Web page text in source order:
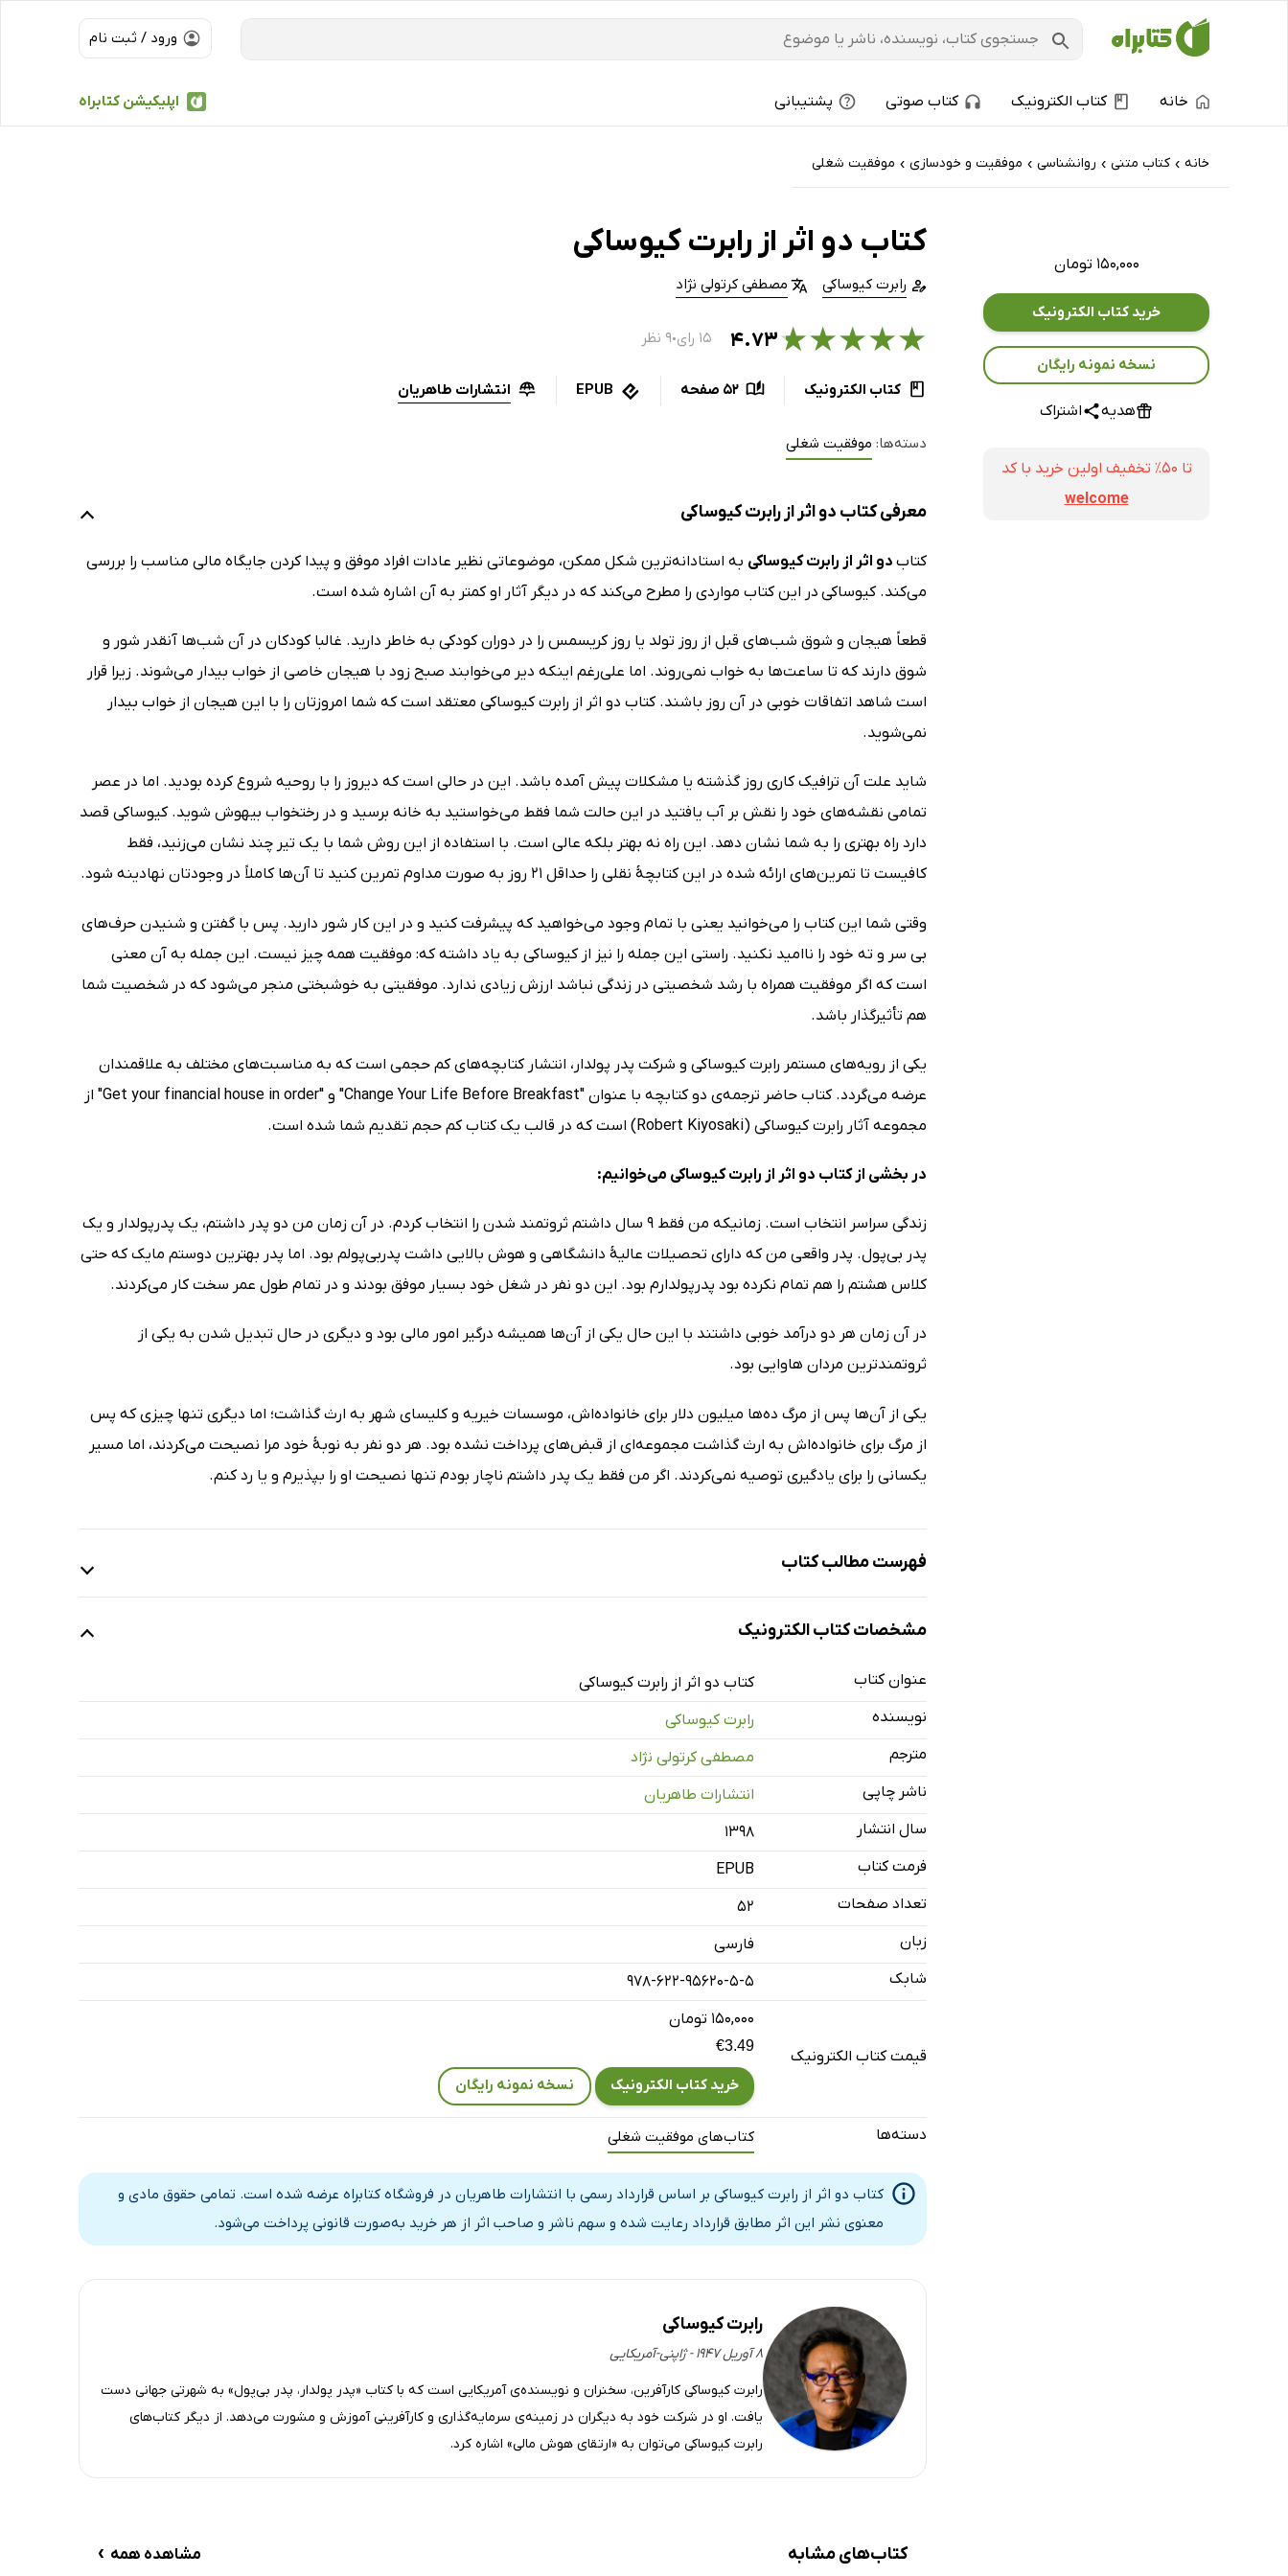
ورود / ثبت نام
اپلیکیشن کتابراه خانه کتاب الکترونیک کتاب صوتی پشتیبانی
خانه › کتاب‌ متنی › روانشناسی › موفقیت و خودسازی › موفقیت شغلی
۱۵۰,۰۰۰ تومان
خرید کتاب الکترونیک
نسخه نمونه رایگان
هدیه اشتراک
تا ۵۰٪ تخفیف اولین خرید با کد
welcome
کتاب دو اثر از رابرت کیوساکی
رابرت کیوساکی مصطفی کرتولی نژاد
★
★
★
★
★۴.۷۳ ۱۵ رای ● ۹ نظر
کتاب الکترونیک 52 صفحه EPUB انتشارات طاهریان
دسته‌ها: موفقیت شغلی
معرفی کتاب دو اثر از رابرت کیوساکی
کتاب دو اثر از رابرت کیوساکی به استادانه‌ترین شکل ممکن، موضوعاتی نظیر عادات افراد موفق و پیدا کردن جایگاه مالی مناسب را بررسی
می‌کند. کیوساکی در این کتاب مواردی را مطرح می‌کند که در دیگر آثار او کمتر به آن اشاره شده است.
قطعاً هیجان و شوق شب‌های قبل از روز تولد یا روز کریسمس را در دوران کودکی به خاطر دارید. غالبا کودکان در آن شب‌ها آنقدر شور و
شوق دارند که تا ساعت‌ها به خواب نمی‌روند. اما علی‌رغم اینکه دیر می‌خوابند صبح زود با هیجان خاصی از خواب بیدار می‌شوند. زیرا قرار
است شاهد اتفاقات خوبی در آن روز باشند. کتاب دو اثر از رابرت کیوساکی معتقد است که شما امروزتان را با این هیجان از خواب بیدار
نمی‌شوید.
شاید علت آن ترافیک کاری روز گذشته یا مشکلات پیش آمده باشد. این در حالی است که دیروز را با روحیه شروع کرده بودید. اما در عصر
تمامی نقشه‌های خود را نقش بر آب یافتید در این حالت شما فقط می‌خواستید به خانه برسید و در رختخواب بیهوش شوید. کیوساکی قصد
دارد راه بهتری را به شما نشان دهد. این راه نه بهتر بلکه عالی است. با استفاده از این روش شما با یک تیر چند نشان می‌زنید، فقط
کافیست تا تمرین‌های ارائه شده در این کتابچۀ نقلی را حداقل 21 روز به صورت مداوم تمرین کنید تا آن‌ها کاملاً در وجودتان نهادینه شود.
وقتی شما این کتاب را می‌خوانید یعنی با تمام وجود می‌خواهید که پیشرفت کنید و در این کار شور دارید. پس با گفتن و شنیدن حرف‌های
بی‌ سر و ته خود را ناامید نکنید. راستی این جمله را نیز از کیوساکی به یاد داشته که: موفقیت همه چیز نیست. این جمله به آن معنی
است که اگر موفقیت همراه با رشد شخصیتی در زندگی نباشد ارزش زیادی ندارد. موفقیتی به خوشبختی منجر می‌شود که در شخصیت شما
هم تأثیر‌گذار باشد.
یکی از رویه‌های مستمر رابرت کیوساکی و شرکت پدر پولدار، انتشار کتابچه‌های کم حجمی است که به مناسبت‌های مختلف به علاقمندان
عرضه می‌گردد. کتاب حاضر ترجمه‌ی دو کتابچه با عنوان "Change Your Life Before Breakfast" و "Get your financial house in order" ‌از
مجموعه آثار رابرت کیوساکی (Robert Kiyosaki) است که در قالب یک کتاب کم حجم تقدیم شما شده است.
در بخشی از کتاب دو اثر از رابرت کیوساکی می‌خوانیم:
زندگی سراسر انتخاب است. زمانیکه من فقط 9 سال داشتم ثروتمند شدن را انتخاب کردم. در آن زمان من دو پدر داشتم، یک پدرپولدار و یک
پدر بی‌پول. پدر واقعی من که دارای تحصیلات عالیۀ دانشگاهی و هوش بالایی داشت پدربی‌پولم بود. اما پدر بهترین دوستم مایک که حتی
کلاس هشتم را هم تمام نکرده بود پدر‌پولدارم بود. این دو نفر در شغل خود بسیار موفق بودند و در تمام طول عمر سخت کار می‌کردند.
در آن زمان هر دو درآمد خوبی داشتند با این حال یکی از آن‌ها همیشه درگیر امور مالی بود و دیگری در حال تبدیل شدن به یکی از
ثروتمند‌ترین مردان هاوایی بود.
یکی از آن‌ها پس از مرگ ده‌ها میلیون دلار برای خانواده‌اش، موسسات خیریه‌ و کلیسای شهر به ارث گذاشت؛ اما دیگری تنها چیزی که پس
از مرگ برای خانواده‌اش به ارث گذاشت مجموعه‌ای از قبض‌های پرداخت نشده بود. هر دو نفر به نوبۀ خود مرا نصیحت می‌کردند، اما مسیر
یکسانی را برای یادگیری توصیه نمی‌کردند. اگر من فقط یک پدر داشتم ناچار بودم تنها نصیحت او را بپذیرم و یا رد کنم.
فهرست مطالب کتاب
اثر اول: قبل از صبحانه زندگی خود را متحول کنید
مشخصات کتاب الکترونیک
عنوان کتاب
کتاب دو اثر از رابرت کیوساکی
نویسنده
رابرت کیوساکی
مترجم
مصطفی کرتولی نژاد
ناشر چاپی
انتشارات طاهریان
سال انتشار
۱۳۹۸
فرمت کتاب
EPUB
تعداد صفحات
52
زبان
فارسی
شابک
978-622-95620-5-5
قیمت کتاب الکترونیک
۱۵۰,۰۰۰ تومان
€3.49
خرید کتاب الکترونیک نسخه نمونه رایگان
دسته‌ها کتاب‌های موفقیت شغلی
کتاب دو اثر از رابرت کیوساکی بر اساس قرارداد رسمی با انتشارات طاهریان در فروشگاه کتابراه عرضه شده است. تمامی حقوق مادی و
معنوی نشر این اثر مطابق قرارداد رعایت شده و سهم ناشر و صاحب اثر از هر خرید به‌صورت قانونی پرداخت می‌شود.
رابرت کیوساکی
۸ آوریل ۱۹۴۷ - ژاپنی-آمریکایی
رابرت کیوساکی کارآفرین، سخنران و نویسنده‌ی آمریکایی است که با کتاب «پدر پولدار، پدر بی‌پول» به شهرتی جهانی دست
یافت. او در شرکت خود به دیگران در زمینه‌ی سرمایه‌گذاری و کارآفرینی آموزش و مشورت می‌دهد. از دیگر کتاب‌های
رابرت کیوساکی می‌توان به «ارتقای هوش مالی» اشاره کرد.
کتاب‌های مشابه مشاهده همه ›